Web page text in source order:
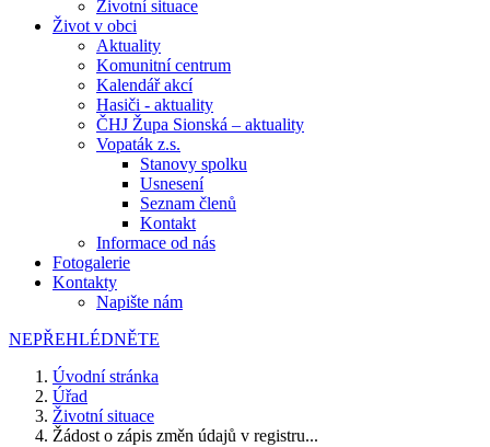
Životní situace
Život v obci
Aktuality
Komunitní centrum
Kalendář akcí
Hasiči - aktuality
ČHJ Župa Sionská – aktuality
Vopaták z.s.
Stanovy spolku
Usnesení
Seznam členů
Kontakt
Informace od nás
Fotogalerie
Kontakty
Napište nám
NEPŘEHLÉDNĚTE
Úvodní stránka
Úřad
Životní situace
Žádost o zápis změn údajů v registru...